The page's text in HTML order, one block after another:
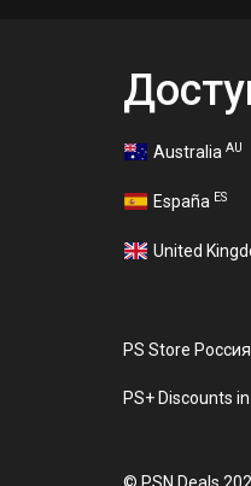
Australia AU
España ES
United
PS Store Россия
PS+ Discounts